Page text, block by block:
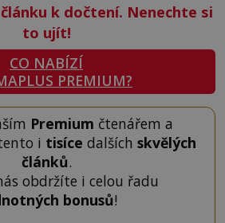
k dočtení. Nenechte si
to ujít!
CO NABÍZÍ
PREMIUM?
Premium čtenářem a
i tisíce dalších skvělých
článků.
obdržíte i celou řadu
bonusů!